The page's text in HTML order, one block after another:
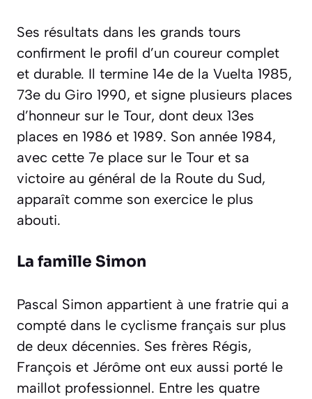
Ses résultats dans les grands tours
confirment le profil d’un coureur complet
et durable. Il termine 14e de la Vuelta 1985,
73e du Giro 1990, et signe plusieurs places
d’honneur sur le Tour, dont deux 13es
places en 1986 et 1989. Son année 1984,
avec cette 7e place sur le Tour et sa
victoire au général de la Route du Sud,
apparaît comme son exercice le plus
abouti.
La famille Simon
Pascal Simon appartient à une fratrie qui a
compté dans le cyclisme français sur plus
de deux décennies. Ses frères Régis,
François et Jérôme ont eux aussi porté le
maillot professionnel. Entre les quatre